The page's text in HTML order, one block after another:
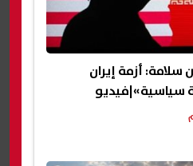
سلامة: أزمة إيران
سياسية»|فيديو